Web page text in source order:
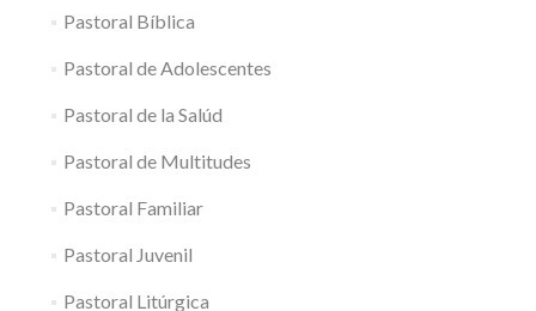
Pastoral Bíblica
Pastoral de Adolescentes
Pastoral de la Salúd
Pastoral de Multitudes
Pastoral Familiar
Pastoral Juvenil
Pastoral Litúrgica